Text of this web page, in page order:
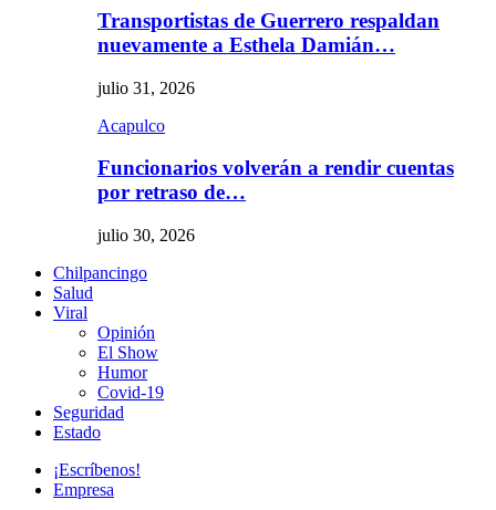
Transportistas de Guerrero respaldan
nuevamente a Esthela Damián…
julio 31, 2026
Acapulco
Funcionarios volverán a rendir cuentas
por retraso de…
julio 30, 2026
Chilpancingo
Salud
Viral
Opinión
El Show
Humor
Covid-19
Seguridad
Estado
¡Escríbenos!
Empresa